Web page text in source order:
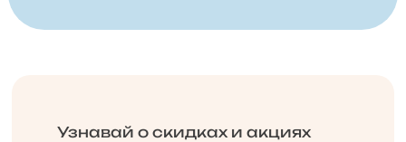
Узнавай о скидках и акциях